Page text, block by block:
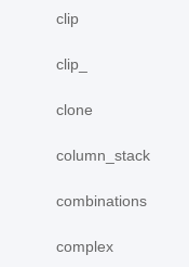
clip
clip_
clone
column_stack
combinations
complex